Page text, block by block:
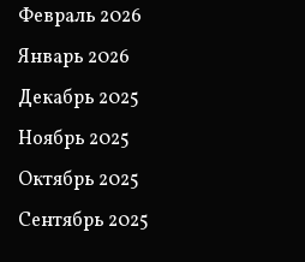
Февраль 2026
Январь 2026
Декабрь 2025
Ноябрь 2025
Октябрь 2025
Сентябрь 2025